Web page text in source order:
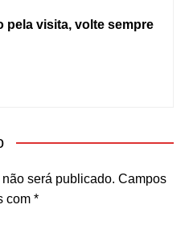
pela visita, volte sempre
será publicado. Campos
com *